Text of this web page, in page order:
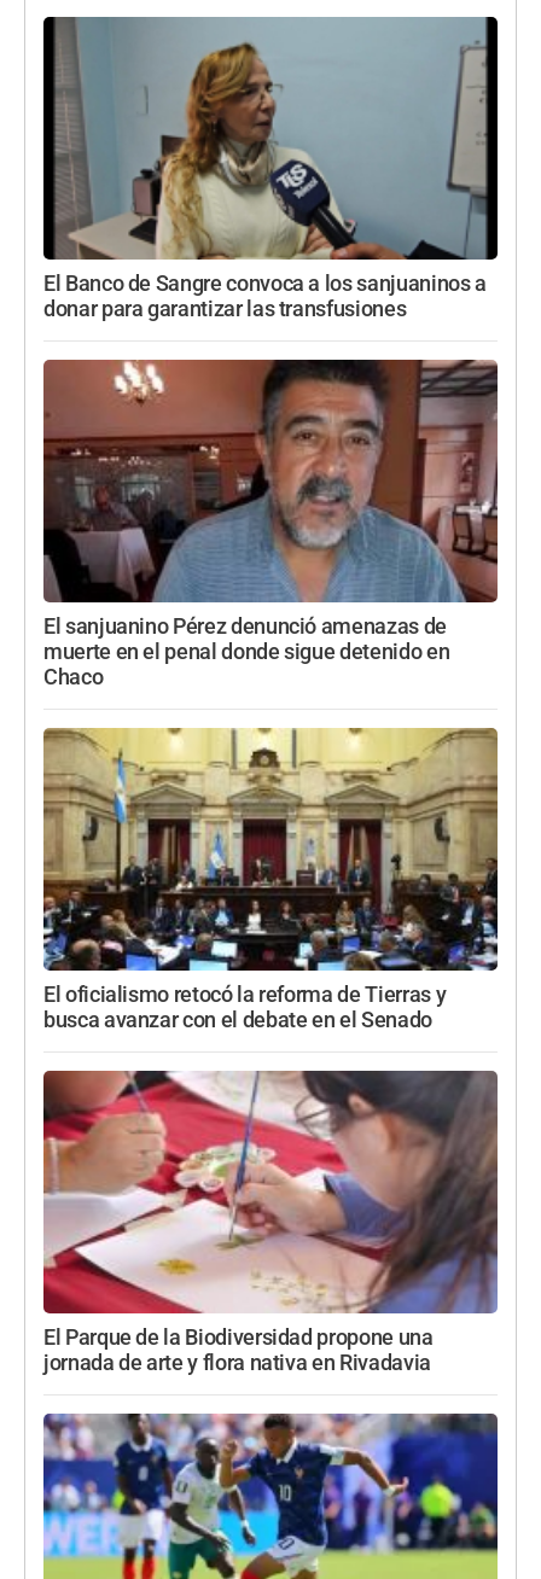
El Banco de Sangre convoca a los sanjuaninos a
donar para garantizar las transfusiones
El sanjuanino Pérez denunció amenazas de
muerte en el penal donde sigue detenido en
Chaco
El oficialismo retocó la reforma de Tierras y
busca avanzar con el debate en el Senado
El Parque de la Biodiversidad propone una
jornada de arte y flora nativa en Rivadavia